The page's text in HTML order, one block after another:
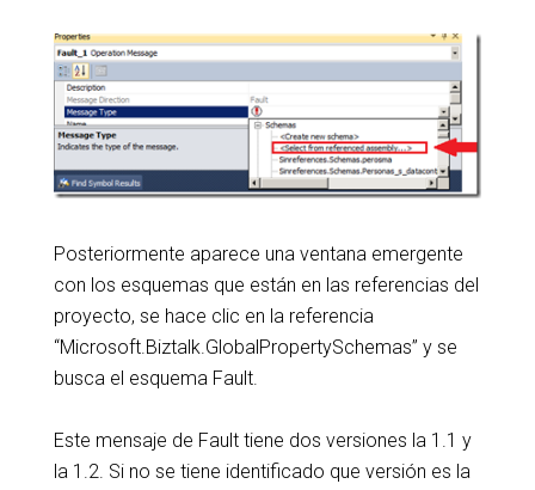
Posteriormente aparece una ventana emergente
con los esquemas que están en las referencias del
proyecto, se hace clic en la referencia
“Microsoft.Biztalk.GlobalPropertySchemas” y se
busca el esquema Fault.
Este mensaje de Fault tiene dos versiones la 1.1 y
la 1.2. Si no se tiene identificado que versión es la